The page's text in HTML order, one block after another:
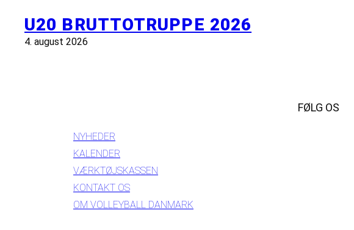
U20 BRUTTOTRUPPE 2026
4. august 2026
NYHEDER
KALENDER
VÆRKTØJSKASSEN
KONTAKT OS
OM VOLLEYBALL DANMARK
FØLG OS